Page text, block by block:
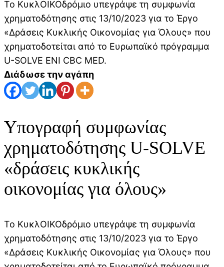
Το ΚυκλΟΙΚΟδρόμιο υπεγράψε τη συμφωνία
χρηματοδότησης στις 13/10/2023 για το Έργο
«Δράσεις Κυκλικής Οικονομίας για Όλους» που
χρηματοδοτείται από το Ευρωπαϊκό πρόγραμμα
U-SOLVE ENI CBC MED.
Διάδωσε την αγάπη
Υπογραφή συμφωνίας
χρηματοδότησης U-SOLVE
«δράσεις κυκλικής
οικονομίας για όλους»
Το ΚυκλΟΙΚΟδρόμιο υπεγράψε τη συμφωνία
χρηματοδότησης στις 13/10/2023 για το Έργο
«Δράσεις Κυκλικής Οικονομίας για Όλους» που